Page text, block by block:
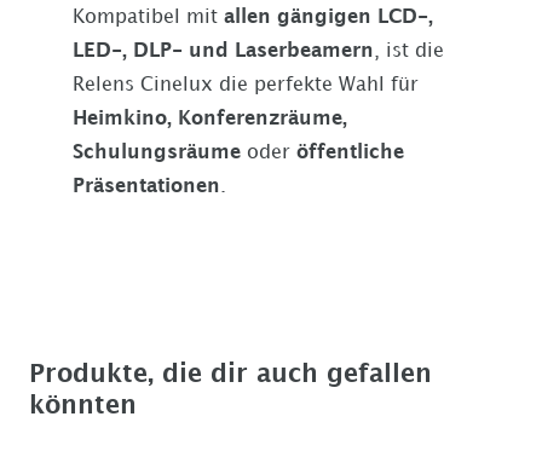
Kompatibel mit allen gängigen LCD-,
LED-, DLP- und Laserbeamern , ist die
Relens Cinelux die perfekte Wahl für
Heimkino, Konferenzräume,
Schulungsräume oder öffentliche
Präsentationen
Produkte, die dir auch gefallen
könnten